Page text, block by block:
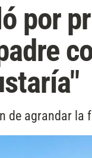
por
de agrandar la